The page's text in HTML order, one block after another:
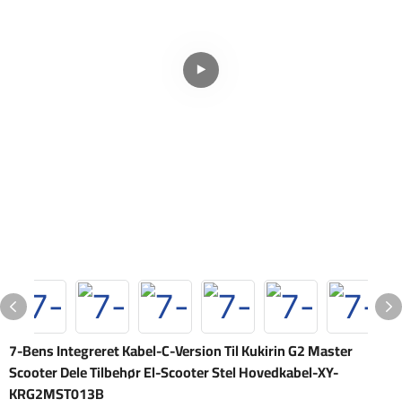
7-Bens Integreret Kabel-C-Version Til Kukirin G2 Master
Scooter Dele Tilbehør El-Scooter Stel Hovedkabel-XY-
KRG2MST013B